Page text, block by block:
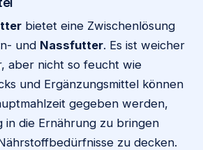
bietet eine Zwischenlösung
und Nassfutter. Es ist weicher
aber nicht so feucht wie
und Ergänzungsmittel können
gegeben werden,
in die Ernährung zu bringen
zu decken.